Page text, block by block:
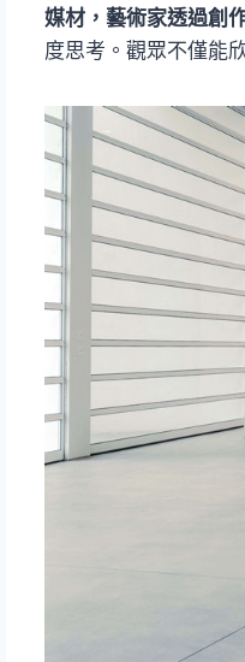
媒材，藝術家透過創
度思考。觀眾不僅能